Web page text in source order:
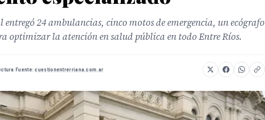
24 ambulancias, cinco motos de emergencia, un ecógrafo
optimizar la atención en salud pública en todo Entre Ríos.
·Fuente:cuestionentrerriana.com.ar